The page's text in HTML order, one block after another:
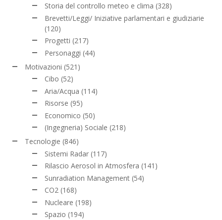
Storia del controllo meteo e clima (328)
Brevetti/Leggi/ Iniziative parlamentari e giudiziarie
(120)
Progetti (217)
Personaggi (44)
Motivazioni (521)
Cibo (52)
Aria/Acqua (114)
Risorse (95)
Economico (50)
(Ingegneria) Sociale (218)
Tecnologie (846)
Sistemi Radar (117)
Rilascio Aerosol in Atmosfera (141)
Sunradiation Management (54)
CO2 (168)
Nucleare (198)
Spazio (194)